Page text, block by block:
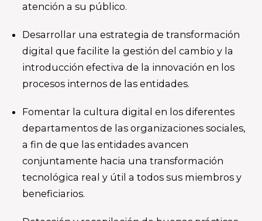
atención a su público.
Desarrollar una estrategia de transformación
digital que facilite la gestión del cambio y la
introducción efectiva de la innovación en los
procesos internos de las entidades.
Fomentar la cultura digital en los diferentes
departamentos de las organizaciones sociales,
a fin de que las entidades avancen
conjuntamente hacia una transformación
tecnológica real y útil a todos sus miembros y
beneficiarios.